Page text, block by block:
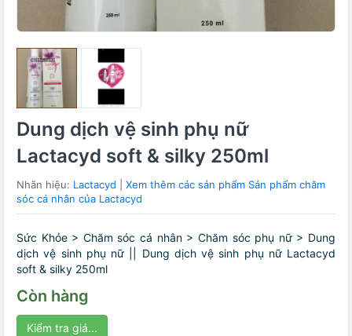
Dung dịch vệ sinh phụ nữ
Lactacyd soft & silky 250ml
Nhãn hiệu: Lactacyd
Xem thêm các sản phẩm Sản phẩm chăm
sóc cá nhân của Lactacyd
Sức Khỏe > Chăm sóc cá nhân > Chăm sóc phụ nữ > Dung
dịch vệ sinh phụ nữ || Dung dịch vệ sinh phụ nữ Lactacyd
soft & silky 250ml
Còn hàng
Kiểm tra giá...